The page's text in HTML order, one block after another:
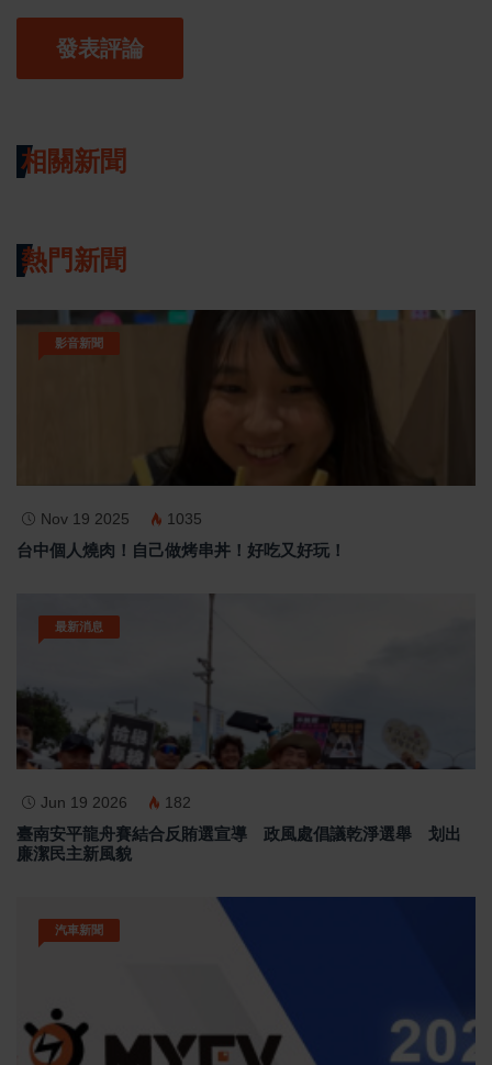
發表評論
相關新聞
熱門新聞
影音新聞
Nov 19 2025 1035
台中個人燒肉！自己做烤串丼！好吃又好玩！
最新消息
Jun 19 2026 182
臺南安平龍舟賽結合反賄選宣導 政風處倡議乾淨選舉 划出
廉潔民主新風貌
汽車新聞